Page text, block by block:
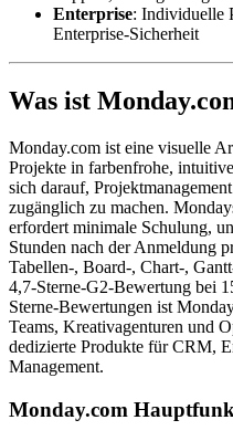
Enterprise: Individuelle
Enterprise-Sicherheit
Was ist
Monday.com ist eine visuelle
Projekte in farbenfrohe,
sich darauf,
zugänglich zu machen.
erfordert minimale Schulung,
Stunden nach der Anmeldung
Tabellen-, Board-, Chart-,
4,7-Sterne-G2-Bewertung bei
Sterne-Bewertungen ist
Teams, Kreativagenturen und
dedizierte Produkte für CRM,
Management.
Monday.com